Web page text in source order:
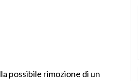
possibile rimozione di un